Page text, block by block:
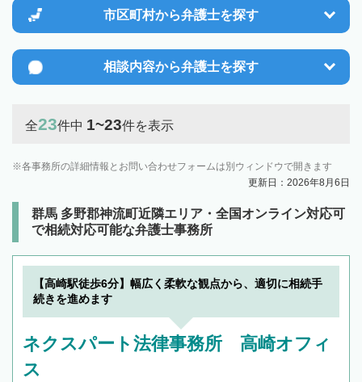
市区町村から弁護士を探す
相談内容から弁護士を探す
全23件中 1~23件を表示
各事務所の詳細情報とお問い合わせフォームは別ウィンドウで開きます
更新日：2026年8月6日
群馬 多野郡神流町近隣エリア・全国オンライン対応可
で相続対応可能な弁護士事務所
【高崎駅徒歩6分】幅広く柔軟な観点から、適切に相続手
続きを進めます
ネクスパート法律事務所 高崎オフィ
ス